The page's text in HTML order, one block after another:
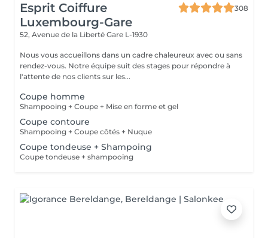
Esprit Coiffure
Luxembourg-Gare
308
52, Avenue de la Liberté Gare L-1930
Nous vous accueillons dans un cadre chaleureux avec ou sans
rendez-vous. Notre équipe suit des stages pour répondre à
l'attente de nos clients sur les...
Coupe homme
Shampooing + Coupe + Mise en forme et gel
Coupe contoure
Shampooing + Coupe côtés + Nuque
Coupe tondeuse + Shampoing
Coupe tondeuse + shampooing